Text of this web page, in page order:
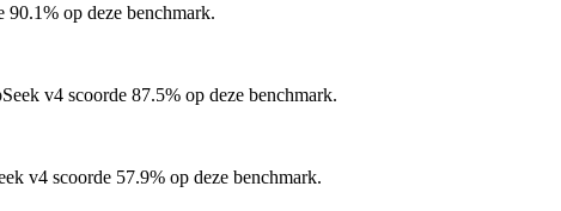
90.1% op deze benchmark.
v4 scoorde 87.5% op deze benchmark.
v4 scoorde 57.9% op deze benchmark.